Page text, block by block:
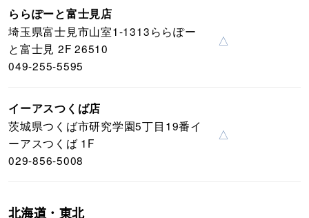
ららぽーと富士見店
埼玉県富士見市山室1-1313ららぽー
と富士見 2F 26510
049-255-5595
△
イーアスつくば店
茨城県つくば市研究学園5丁目19番イ
ーアスつくば 1F
029-856-5008
△
北海道・東北